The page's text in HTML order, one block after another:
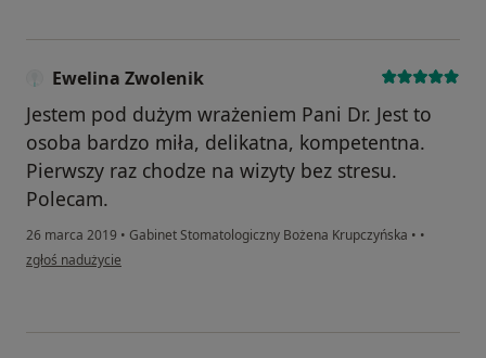
Ewelina Zwolenik
Jestem pod dużym wrażeniem Pani Dr. Jest to
osoba bardzo miła, delikatna, kompetentna.
Pierwszy raz chodze na wizyty bez stresu.
Polecam.
26 marca 2019 • Gabinet Stomatologiczny Bożena Krupczyńska • •
w opinii użytkownika Ewelina Zwolenik
zgłoś nadużycie